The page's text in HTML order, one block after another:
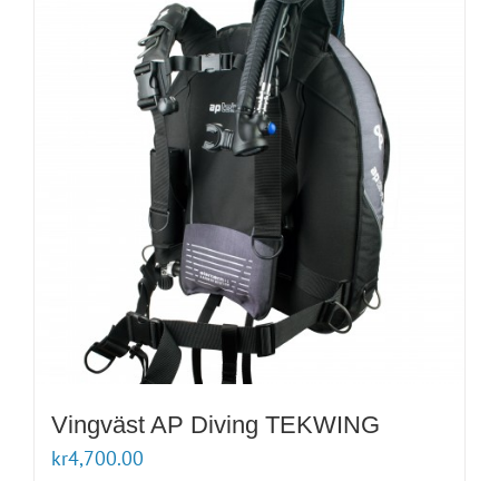
Vingväst AP Diving TEKWING
kr4,700.00